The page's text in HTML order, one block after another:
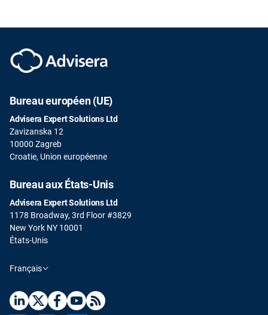
Bureau européen (UE)
Advisera Expert Solutions Ltd
Zavizanska 12
10000 Zagreb
Croatie, Union européenne
Bureau aux États-Unis
Advisera Expert Solutions Ltd
1178 Broadway, 3rd Floor #3829
New York NY 10001
États-Unis
Français